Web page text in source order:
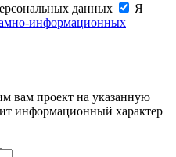
данных
Я
информационных
вам проект на указанную
информационный характер